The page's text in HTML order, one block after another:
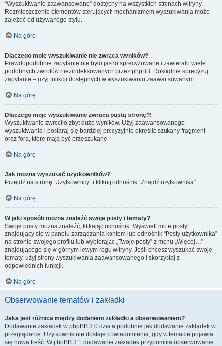
“Wyszukiwanie zaawansowane” dostępny na wszystkich stronach witryny.
Rozmieszczenie elementów sterujących mechanizmem wyszukiwania może
zależeć od używanego stylu.
Na górę
Dlaczego moje wyszukiwanie nie zwraca wyników?
Prawdopodobnie zapytanie nie było jasno sprecyzowane i zawierało wiele
podobnych zwrotów niezindeksowanych przez phpBB. Dokładnie sprecyzuj
zapytanie – użyj funkcji dostępnych w wyszukiwaniu zaawansowanym.
Na górę
Dlaczego moje wyszukiwanie zwraca pustą stronę?!
Wyszukiwanie zwróciło zbyt dużo wyników. Użyj zaawansowanego
wyszukiwania i postaraj się bardziej precyzyjnie określić szukany fragment
oraz fora, które mają być przeszukane.
Na górę
Jak można wyszukać użytkowników?
Przejdź na stronę “Użytkownicy” i kliknij odnośnik “Znajdź użytkownika”.
Na górę
W jaki sposób można znaleźć swoje posty i tematy?
Swoje posty można znaleźć, klikając odnośnik “Wyświetl moje posty”
znajdujący się w panelu zarządzania kontem lub odnośnik “Posty użytkownika”
na stronie swojego profilu lub wybierając „Twoje posty” z menu „Więcej…”
znajdującego się w górnym lewym rogu witryny. Jeśli chcesz wyszukać swoje
tematy, użyj strony wyszukiwania zaawansowanego i skorzystaj z
odpowiednich funkcji.
Na górę
Obserwowanie tematów i zakładki
Jaka jest różnica między dodaniem zakładki a obserwowaniem?
Dodawanie zakładek w phpBB 3.0 działa podobnie jak dodawanie zakładek w
przeglądarce. Użytkownik nie dostaje powiadomienia, gdy w temacie pojawia
się nowa treść. W phpBB 3.1 dodawanie zakładek przypomina obserwowanie